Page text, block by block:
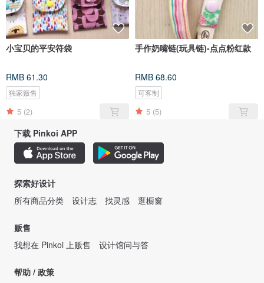
小宝贝的平安符袋
RMB 61.30
独家贩售
5 (2)
手作奶嘴链(玩具链)-点点粉红款
RMB 68.60
可客制
5 (5)
下载 Pinkoi APP
探索好设计
所有商品分类
设计志 找灵感 逛橱窗
贩售
我想在 Pinkoi 上贩售
设计馆问与答
帮助 / 政策